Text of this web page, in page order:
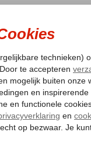
ZOMER 2026
Laagsteprijsgarantie*